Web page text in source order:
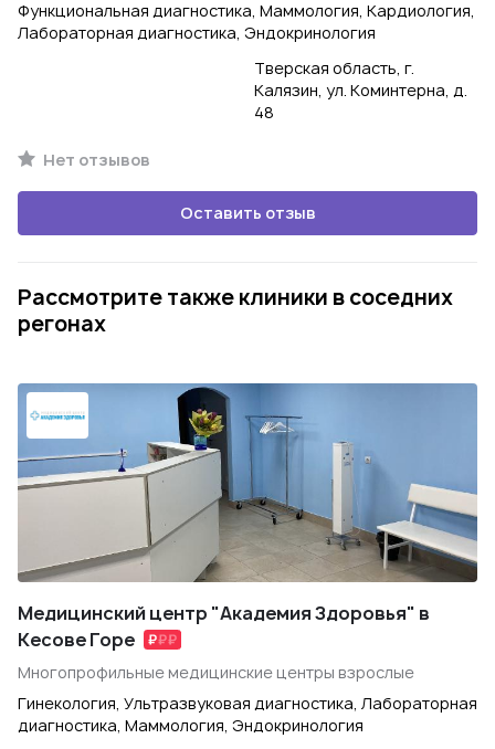
Функциональная диагностика, Маммология, Кардиология,
Лабораторная диагностика, Эндокринология
Тверская область, г.
Калязин, ул. Коминтерна, д.
48
Нет отзывов
Оставить отзыв
Рассмотрите также клиники в соседних
регонах
Медицинский центр "Академия Здоровья" в
Кесове Горе
Многопрофильные медицинские центры взрослые
Гинекология, Ультразвуковая диагностика, Лабораторная
диагностика, Маммология, Эндокринология